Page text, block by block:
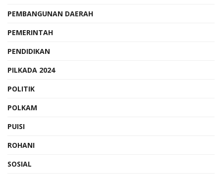
PEMBANGUNAN DAERAH
PEMERINTAH
PENDIDIKAN
PILKADA 2024
POLITIK
POLKAM
PUISI
ROHANI
SOSIAL